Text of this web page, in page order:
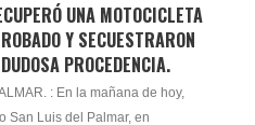
UNA MOTOCICLETA
Y SECUESTRARON
PROCEDENCIA.
: En la mañana de hoy,
San Luis del Palmar, en